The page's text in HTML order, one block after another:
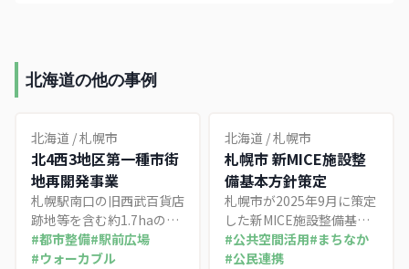
北海道の他の事例
北海道 /札幌市
北4西3地区第一種市街
地再開発事業
札幌駅南口の旧西武百貨店
跡地等を含む約1.7haの区
域で進む大規模再開発。地
下鉄さっぽろ駅改良と一体
#都市整備#駅前広場
#ウォーカブル
北海道 /札幌市
札幌市 新MICE施設整
備基本方針策定
札幌市が2025年9月に策定
した新MICE施設整備基本
方針。中島公園駅周辺に単
館3,000〜5,000人規模の
#公共空間活用#まちなか
#公民連携